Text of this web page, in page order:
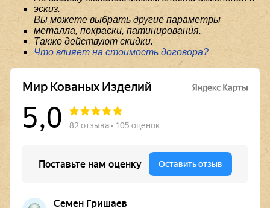
эскиз.
Вы можете выбрать другие параметры
металла, покраски, патинирования.
Также действуют скидки.
Что влияет на стоимость договора?